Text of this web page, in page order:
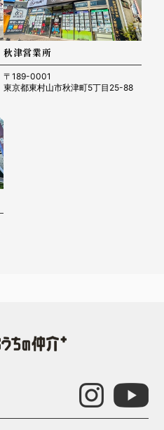
秋津営業所
〒189-0001
東京都東村山市秋津町5丁目25-88